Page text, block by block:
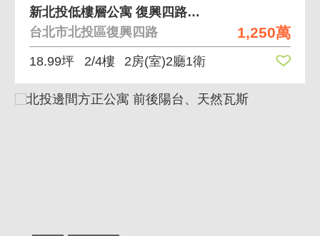
1,250萬
新北投低樓層公寓 復興四路稀有低樓層公寓釋出
台北市北投區復興四路
18.99坪 2/4樓 2房(室)2廳1衛